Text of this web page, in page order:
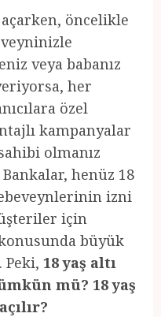
açarken, öncelikle
veya babanız
her
özel
kampanyalar
olmanız
henüz 18
izni
için
büyük
Peki, 18 yaş altı
mü? 18 yaş